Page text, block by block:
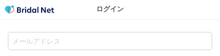
ログイン